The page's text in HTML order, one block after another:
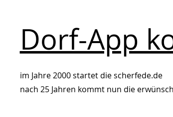
Dorf-App
im Jahre 2000 startet die scherfede.de
nach 25 Jahren kommt nun die